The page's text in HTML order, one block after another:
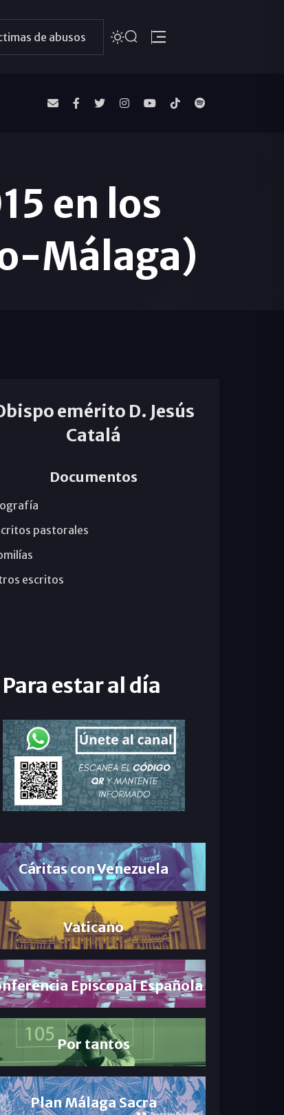
de abusos
en los
Málaga)
emérito D. Jesús
Catalá
Documentos
pastorales
escritos
Para estar al día
Cáritas con Venezuela
Vaticano
Episcopal Española
Por tantos
Plan Málaga Sacra